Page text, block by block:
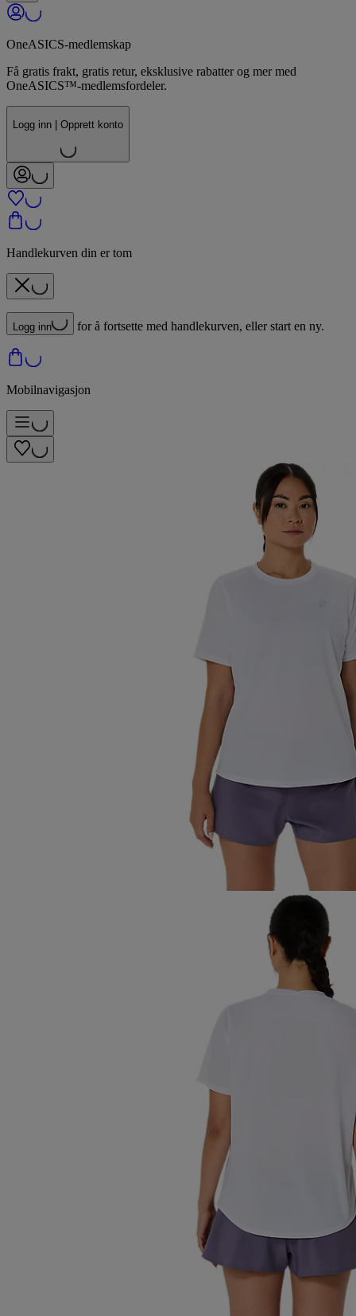
OneASICS-medlemskap
Få gratis frakt, gratis retur, eksklusive rabatter og mer med
OneASICS™-medlemsfordeler.
Logg inn | Opprett konto
Handlekurven din er tom
Logg inn for å fortsette med handlekurven, eller start en ny.
Mobilnavigasjon